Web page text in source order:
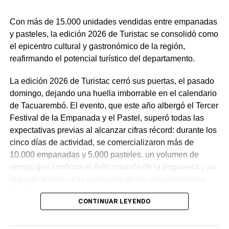
presenta una ventaja competitiva significativa al ofrecer
un costo un 30% inferior respecto a la oferta en
Montevideo, gracias al subsidio de la comuna. El arancel
incluye la totalidad de los insumos necesarios para las
prácticas, los cuales son adquiridos a proveedores
locales bajo criterios de alta calidad. Los interesados
pueden optar por pagos al contado con bonificación o un
plan de cuotas mensuales, facilitando así el acceso a una
El proceso de inscripción ya se encuentra habilitado en la
secretaría de la Intendencia Departamental, en el horario
Con más de 15.000 unidades vendidas entre empanadas
y pasteles, la edición 2026 de Turistac se consolidó como
el epicentro cultural y gastronómico de la región,
reafirmando el potencial turístico del departamento.
La edición 2026 de Turistac cerró sus puertas, el pasado
domingo, dejando una huella imborrable en el calendario
de Tacuarembó. El evento, que este año albergó el Tercer
Festival de la Empanada y el Pastel, superó todas las
expectativas previas al alcanzar cifras récord: durante los
cinco días de actividad, se comercializaron más de
10.000 empanadas y 5.000 pasteles, un volumen de
ventas que confirma el éxito rotundo de la propuesta y su
clausura, manifestó su entusiasmo ante el crecimiento
CONTINUAR LEYENDO